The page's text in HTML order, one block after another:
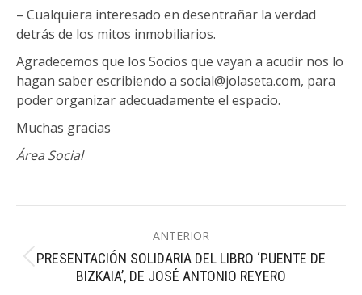
– Cualquiera interesado en desentrañar la verdad
detrás de los mitos inmobiliarios.
Agradecemos que los Socios que vayan a acudir nos lo
hagan saber escribiendo a social@jolaseta.com, para
poder organizar adecuadamente el espacio.
Muchas gracias
Área Social
entre
publicaciones
ANTERIOR
Publicación
anterior:
PRESENTACIÓN SOLIDARIA DEL LIBRO ‘PUENTE DE
BIZKAIA’, DE JOSÉ ANTONIO REYERO